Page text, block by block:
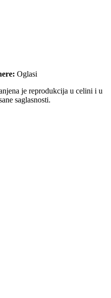
Oglasi
je reprodukcija u celini i u
saglasnosti.